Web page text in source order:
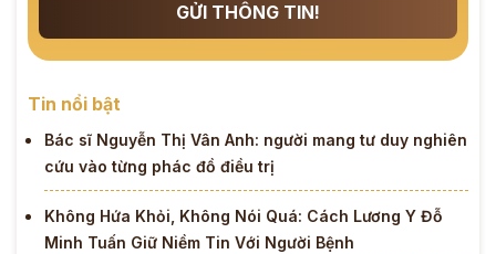
GỬI THÔNG TIN!
Tin nổi bật
Bác sĩ Nguyễn Thị Vân Anh: người mang tư duy nghiên
cứu vào từng phác đồ điều trị
Không Hứa Khỏi, Không Nói Quá: Cách Lương Y Đỗ
Minh Tuấn Giữ Niềm Tin Với Người Bệnh